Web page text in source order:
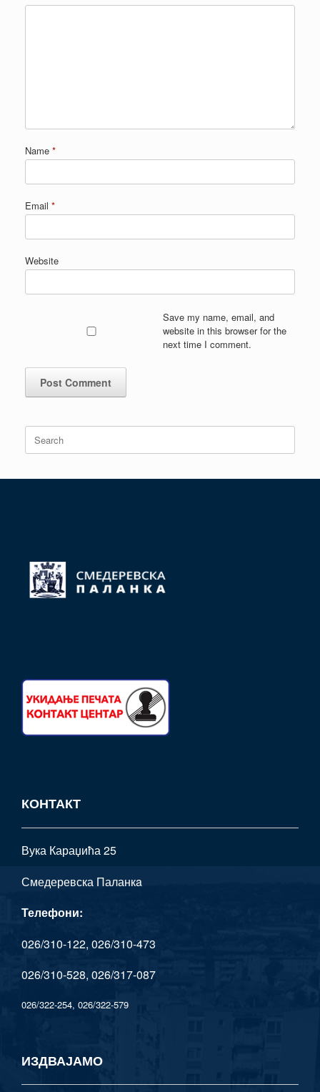
Name *
Email *
Website
Save my name, email, and
website in this browser for the
next time I comment.
for:
КОНТАКТ
Вука Караџића 25
Смедеревска Паланкa
Телефони:
026/310-122, 026/310-473
026/310-528, 026/317-087
026/322-254, 026/322-579
ИЗДВАЈАМО